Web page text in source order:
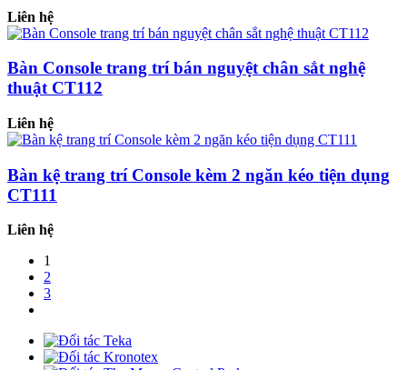
Liên hệ
Bàn Console trang trí bán nguyệt chân sắt nghệ
thuật CT112
Liên hệ
Bàn kệ trang trí Console kèm 2 ngăn kéo tiện dụng
CT111
Liên hệ
1
2
3